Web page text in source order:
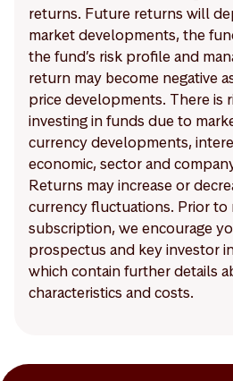
returns. Future returns will
market developments, the
the fund’s risk profile and
return may become negative
price developments. There is
investing in funds due to
currency developments,
economic, sector and
Returns may increase or
currency fluctuations. Prior to
subscription, we encourage
prospectus and key investor
which contain further details
characteristics and costs.